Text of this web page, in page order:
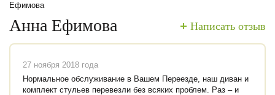
Ефимова
Написать отзыв
Анна Ефимова
27 ноября 2018 года
Нормальное обслуживание в Вашем Переезде, наш диван и
комплект стульев перевезли без всяких проблем. Раз – и